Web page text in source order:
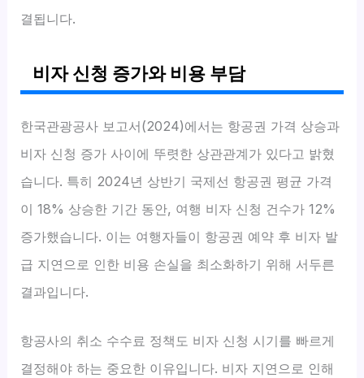
결됩니다.
비자 신청 증가와 비용 부담
한국관광공사 보고서(2024)에서는 항공권 가격 상승과
비자 신청 증가 사이에 뚜렷한 상관관계가 있다고 밝혔
습니다. 특히 2024년 상반기 국제선 항공권 평균 가격
이 18% 상승한 기간 동안, 여행 비자 신청 건수가 12%
증가했습니다. 이는 여행자들이 항공권 예약 후 비자 발
급 지연으로 인한 비용 손실을 최소화하기 위해 서두른
결과입니다.
항공사의 취소 수수료 정책도 비자 신청 시기를 빠르게
결정해야 하는 중요한 이유입니다. 비자 지연으로 인해